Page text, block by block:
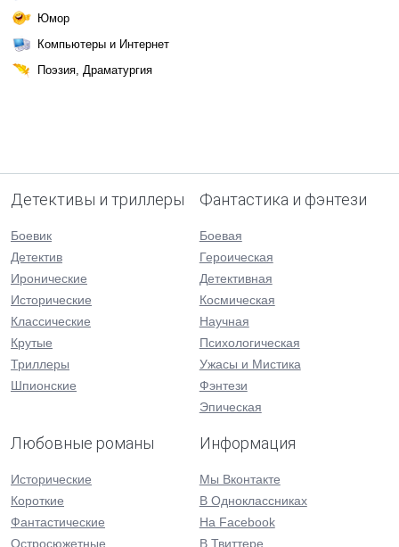
Юмор
Компьютеры и Интернет
Поэзия, Драматургия
Детективы и триллеры
Боевик
Детектив
Иронические
Исторические
Классические
Крутые
Триллеры
Шпионские
Фантастика и фэнтези
Боевая
Героическая
Детективная
Космическая
Научная
Психологическая
Ужасы и Мистика
Фэнтези
Эпическая
Любовные романы
Исторические
Короткие
Фантастические
Остросюжетные
Информация
Мы Вконтакте
В Одноклассниках
На Facebook
В Твиттере